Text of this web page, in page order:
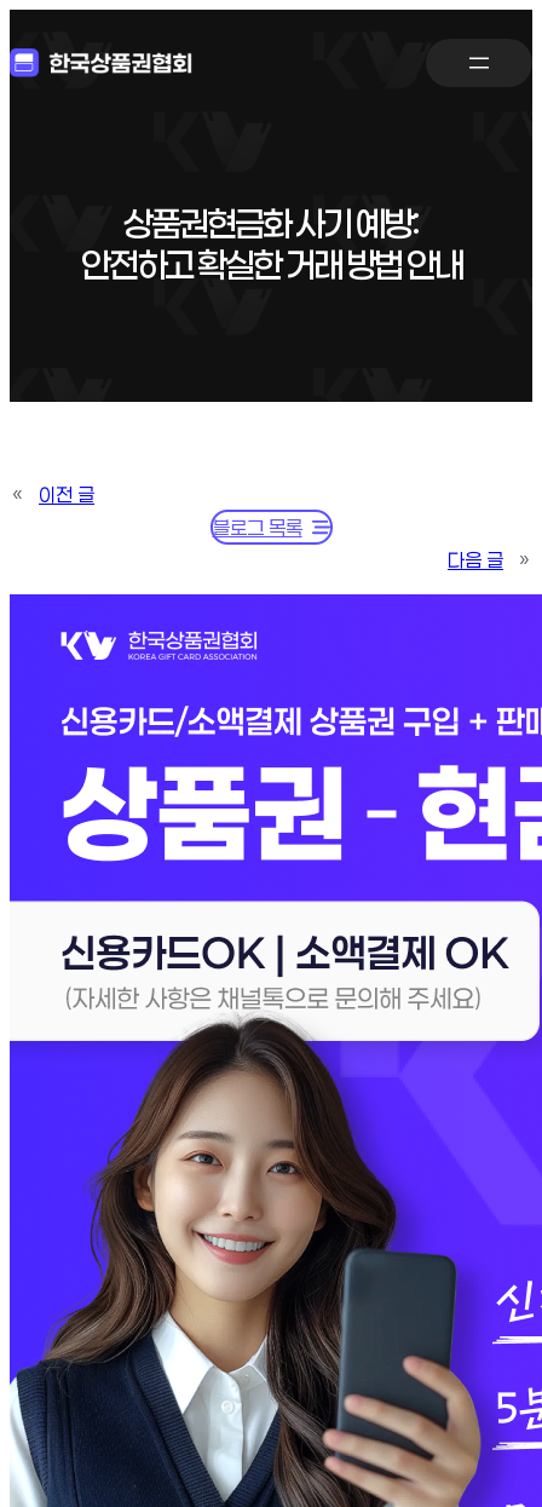
상품권현금화 사기 예방:
안전하고 확실한 거래 방법 안내
«
이전 글
블로그 목록
다음 글
»